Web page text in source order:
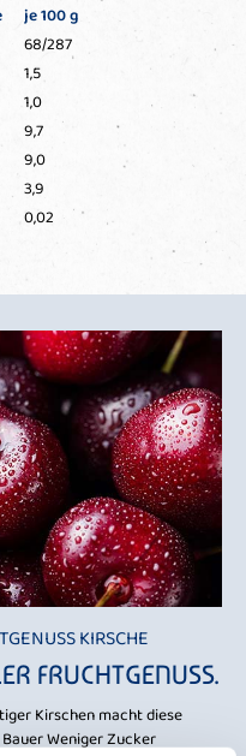
je 100 g
68/287
1,5
1,0
9,7
9,0
3,9
0,02
KIRSCHE
FRUCHTGENUSS.
Kirschen macht diese
Weniger Zucker